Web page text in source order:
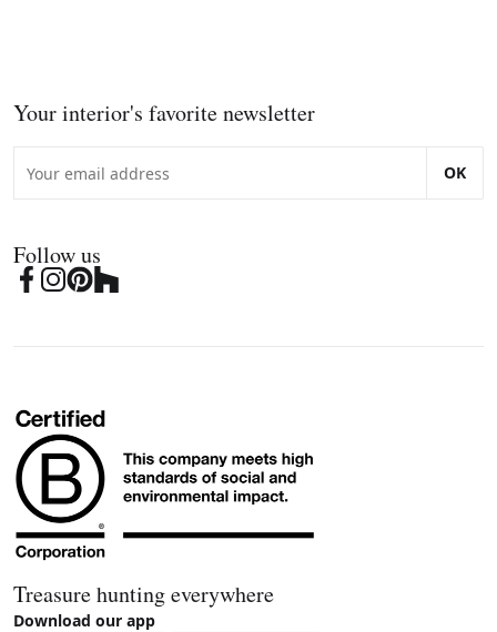
Your interior's favorite newsletter
OK
Follow us
Treasure hunting everywhere
Download our app